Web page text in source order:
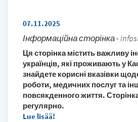
07.11.2025
Інформаційна сторінка -
Ця сторінка містить важливу
українців, які проживають у
знайдете корисні вказівки
роботи, медичних послуг та
повсякденного життя.
регулярно.
Lue lisää